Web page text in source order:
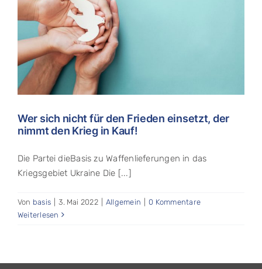
Wer sich nicht für den Frieden einsetzt, der
nimmt den Krieg in Kauf!
Die Partei dieBasis zu Waffenlieferungen in das
Kriegsgebiet Ukraine Die [...]
Von basis 3. Mai 2022 Allgemein
0 Kommentare
Weiterlesen